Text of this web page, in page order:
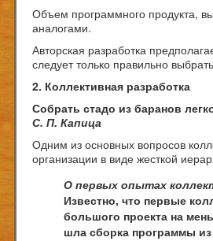
Объем программного продукта,
аналогами.
Авторская разработка
следует только правильно
2. Коллективная разработка
Собрать стадо из баранов
С. П. Капица
Одним из основных вопросов
организации в виде жесткой
О первых опытах
Известно, что первые
большого проекта на
шла сборка программы